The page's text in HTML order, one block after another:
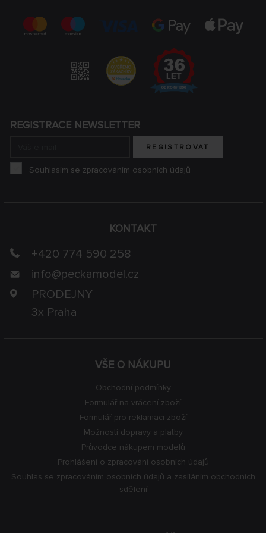
VŠE O NÁKUPU
Obchodní podmínky
Formulář na vrácení zboží
Formulář pro reklamaci zboží
Možnosti dopravy a platby
Průvodce nákupem modelů
Prohlášení o zpracování osobních údajů
Souhlas se zpracováním osobních údajů a zasíláním obchodních
sdělení
KONTAKT
+420 774 590 258
info@peckamodel.cz
PRODEJNY
3x Praha
REGISTRACE NEWSLETTER
REGISTROVAT
Souhlasím se zpracováním osobních údajů